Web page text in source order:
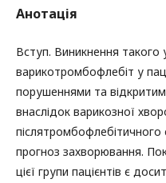
Анотація
Вступ. Виникнення такого
варикотромбофлебіт у
порушеннями та
внаслідок варикозної
прогноз захворювання.
цієї групи пацієнтів є